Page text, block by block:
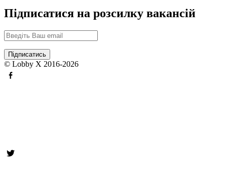
Підписатися на розсилку вакансій
© Lobby X 2016-2026